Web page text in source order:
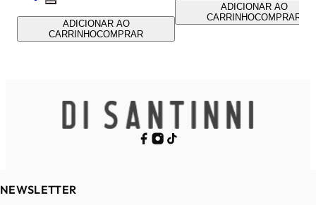
ADICIONAR AO
CARRINHOCOMPRAR
ADICIONAR AO
CARRINHOCOMPRAR
NEWSLETTER